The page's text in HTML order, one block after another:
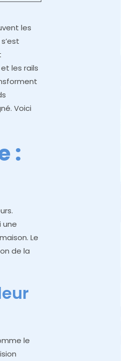
les
les rails
Voici
:
une
Le
de la
le